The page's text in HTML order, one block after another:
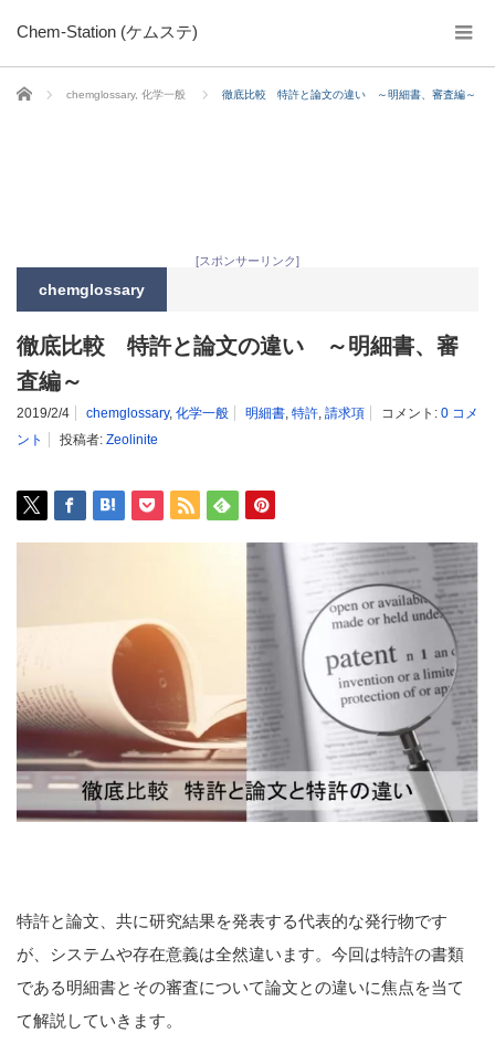
Chem-Station (ケムステ)
ホーム chemglossary, 化学一般 徹底比較 特許と論文の違い ～明細書、審査編～
[スポンサーリンク]
chemglossary
徹底比較 特許と論文の違い ～明細書、審
査編～
2019/2/4 chemglossary, 化学一般 明細書, 特許, 請求項 コメント: 0 コメ
ント
投稿者: Zeolinite
特許と論文、共に研究結果を発表する代表的な発行物です
が、システムや存在意義は全然違います。今回は特許の書類
である明細書とその審査について論文との違いに焦点を当て
て解説していきます。